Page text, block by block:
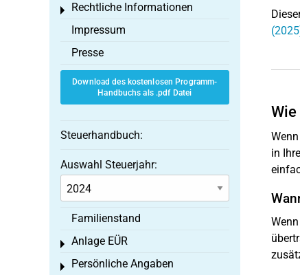
in
Rechtliche Informationen
Toggle menu
Impressum
Presse
Download des kostenlosen Programm-
Handbuchs als .pdf Datei
Steuerhandbuch:
Auswahl Steuerjahr:
Familienstand
Anlage EÜR
Toggle menu
Persönliche Angaben
Toggle menu